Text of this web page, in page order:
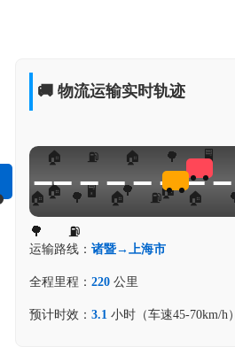
🚚 物流运输实时轨迹
运输路线： 诸暨→上海市
全程里程： 220公里
预计时效： 3.1 小时（车速45-70km/h）